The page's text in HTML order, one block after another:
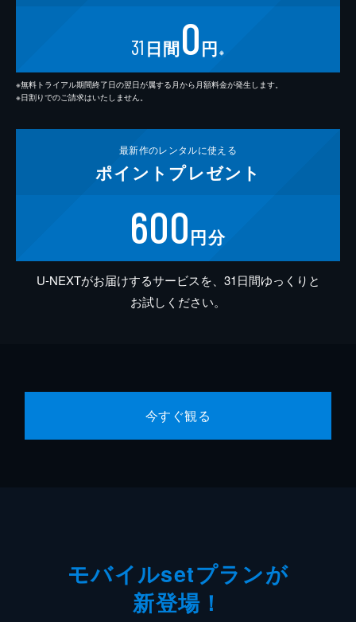
31 日間0円 ※
※無料トライアル期間終了日の翌日が属する月から月額料金が発生します。
※日割りでのご請求はいたしません。
最新作のレンタルに使える
ポイント プレゼント
600円分
U-NEXTがお届けするサービスを、31日間ゆっくりと
お試しください。
今すぐ観る
モバイルsetプランが
新登場！